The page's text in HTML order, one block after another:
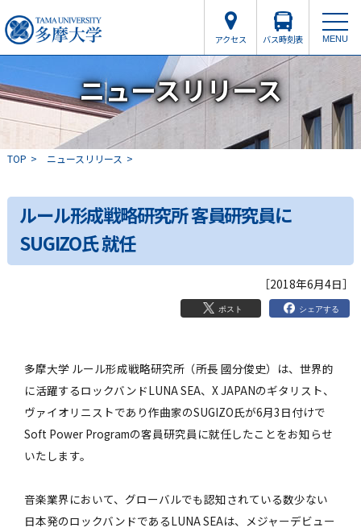
アクセス バス時刻表 MENU
ニュースリリース
TOP ニュースリリース
ルール形成戦略研究所 客員研究員に
SUGIZO氏 就任
［2018年6月4日］
ポスト シェアする
多摩大学 ルール形成戦略研究所（所長 國分俊史）は、世界的
に活躍するロックバンドLUNA SEA、X JAPANのギタリスト、
ヴァイオリニストであり作曲家のSUGIZO氏が6月3日付けで
Soft Power Programの客員研究員に就任したことをお知らせ
いたします。
音楽業界において、グローバルでも認知されている数少ない
日本発のロックバンドであるLUNA SEAは、メジャーデビュー